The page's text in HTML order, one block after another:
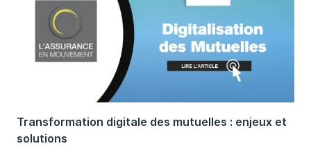
Transformation digitale des mutuelles : enjeux et
solutions